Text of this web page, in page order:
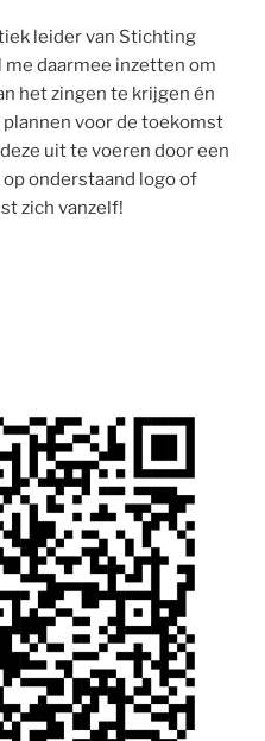
leider van Stichting
me daarmee inzetten om
het zingen te krijgen én
voor de toekomst
uit te voeren door een
onderstaand logo of
zich vanzelf!